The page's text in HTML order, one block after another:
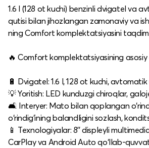
1.6 l (128 ot kuchi) benzinli dvigatel va
qutisi bilan jihozlangan zamonaviy va
ning Comfort komplektatsiyasini
🔥 Comfort komplektatsiyasining asosiy
🔋 Dvigatel: 1.6 l, 128 ot kuchi,
💡 Yoritish: LED kunduzgi chiroqlar,
🛋️ Interyer: Mato bilan qoplangan
o‘rindig‘ining balandligini sozlash,
📱 Texnologiyalar: 8'' displeyli
CarPlay va Android Auto qo‘llab-